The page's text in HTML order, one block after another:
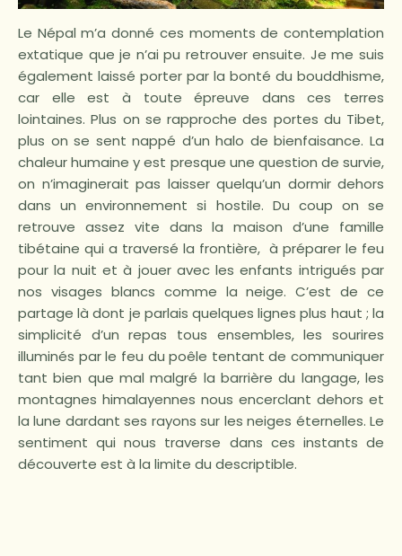
Le Népal m’a donné ces moments de contemplation
extatique que je n’ai pu retrouver ensuite. Je me suis
également laissé porter par la bonté du bouddhisme,
car elle est à toute épreuve dans ces terres
lointaines. Plus on se rapproche des portes du Tibet,
plus on se sent nappé d’un halo de bienfaisance. La
chaleur humaine y est presque une question de survie,
on n’imaginerait pas laisser quelqu’un dormir dehors
dans un environnement si hostile. Du coup on se
retrouve assez vite dans la maison d’une famille
tibétaine qui a traversé la frontière, à préparer le feu
pour la nuit et à jouer avec les enfants intrigués par
nos visages blancs comme la neige. C’est de ce
partage là dont je parlais quelques lignes plus haut ; la
simplicité d’un repas tous ensembles, les sourires
illuminés par le feu du poêle tentant de communiquer
tant bien que mal malgré la barrière du langage, les
montagnes himalayennes nous encerclant dehors et
la lune dardant ses rayons sur les neiges éternelles. Le
sentiment qui nous traverse dans ces instants de
découverte est à la limite du descriptible.